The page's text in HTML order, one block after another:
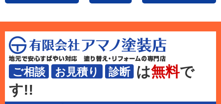
ご相談 お見積り 診断 は無料で
す!!